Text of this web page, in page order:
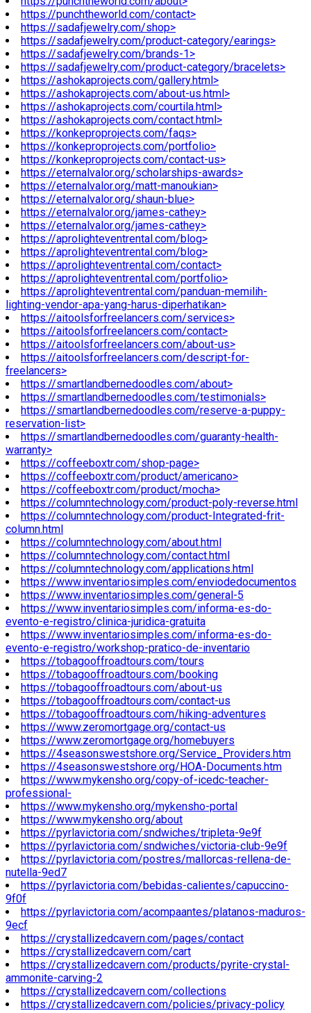
https://punchtheworld.com/contact>
https://sadafjewelry.com/shop>
https://sadafjewelry.com/product-category/earings>
https://sadafjewelry.com/brands-1>
https://sadafjewelry.com/product-category/bracelets>
https://ashokaprojects.com/gallery.html>
https://ashokaprojects.com/about-us.html>
https://ashokaprojects.com/courtila.html>
https://ashokaprojects.com/contact.html>
https://konkeproprojects.com/faqs>
https://konkeproprojects.com/portfolio>
https://konkeproprojects.com/contact-us>
https://eternalvalor.org/scholarships-awards>
https://eternalvalor.org/matt-manoukian>
https://eternalvalor.org/shaun-blue>
https://eternalvalor.org/james-cathey>
https://eternalvalor.org/james-cathey>
https://aprolighteventrental.com/blog>
https://aprolighteventrental.com/blog>
https://aprolighteventrental.com/contact>
https://aprolighteventrental.com/portfolio>
https://aprolighteventrental.com/panduan-memilih-
lighting-vendor-apa-yang-harus-diperhatikan>
https://aitoolsforfreelancers.com/services>
https://aitoolsforfreelancers.com/contact>
https://aitoolsforfreelancers.com/about-us>
https://aitoolsforfreelancers.com/descript-for-
freelancers>
https://smartlandbernedoodles.com/about>
https://smartlandbernedoodles.com/testimonials>
https://smartlandbernedoodles.com/reserve-a-puppy-
reservation-list>
https://smartlandbernedoodles.com/guaranty-health-
warranty>
https://coffeeboxtr.com/shop-page>
https://coffeeboxtr.com/product/americano>
https://coffeeboxtr.com/product/mocha>
https://columntechnology.com/product-poly-reverse.html
https://columntechnology.com/product-Integrated-frit-
column.html
https://columntechnology.com/about.html
https://columntechnology.com/contact.html
https://columntechnology.com/applications.html
https://www.inventariosimples.com/enviodedocumentos
https://www.inventariosimples.com/general-5
https://www.inventariosimples.com/informa-es-do-
evento-e-registro/clinica-juridica-gratuita
https://www.inventariosimples.com/informa-es-do-
evento-e-registro/workshop-pratico-de-inventario
https://tobagooffroadtours.com/tours
https://tobagooffroadtours.com/booking
https://tobagooffroadtours.com/about-us
https://tobagooffroadtours.com/contact-us
https://tobagooffroadtours.com/hiking-adventures
https://www.zeromortgage.org/contact-us
https://www.zeromortgage.org/homebuyers
https://4seasonswestshore.org/Service_Providers.htm
https://4seasonswestshore.org/HOA-Documents.htm
https://www.mykensho.org/copy-of-icedc-teacher-
professional-
https://www.mykensho.org/mykensho-portal
https://www.mykensho.org/about
https://pyrlavictoria.com/sndwiches/tripleta-9e9f
https://pyrlavictoria.com/sndwiches/victoria-club-9e9f
https://pyrlavictoria.com/postres/mallorcas-rellena-de-
nutella-9ed7
https://pyrlavictoria.com/bebidas-calientes/capuccino-
9f0f
https://pyrlavictoria.com/acompaantes/platanos-maduros-
9ecf
https://crystallizedcavern.com/pages/contact
https://crystallizedcavern.com/cart
https://crystallizedcavern.com/products/pyrite-crystal-
ammonite-carving-2
https://crystallizedcavern.com/collections
https://crystallizedcavern.com/policies/privacy-policy